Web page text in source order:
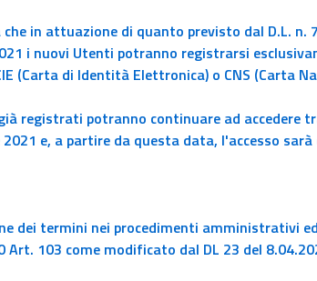
in attuazione di quanto previsto dal D.L. n.
i nuovi Utenti potranno registrarsi
(Carta di Identità Elettronica) o CNS (Carta
registrati potranno continuare ad accedere
e, a partire da questa data, l'accesso
dei termini nei procedimenti amministrativi
Art. 103 come modificato dal DL 23 del